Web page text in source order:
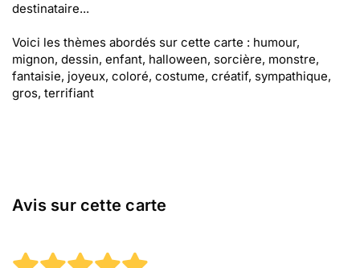
destinataire...
Voici les thèmes abordés sur cette carte : humour,
mignon, dessin, enfant, halloween, sorcière, monstre,
fantaisie, joyeux, coloré, costume, créatif, sympathique,
gros, terrifiant
Avis sur cette carte